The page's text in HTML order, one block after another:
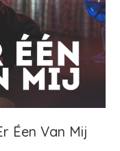
Éen Van Mij